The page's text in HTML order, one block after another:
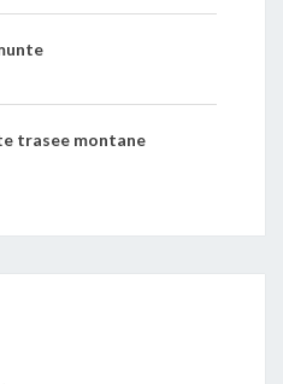
trasee montane